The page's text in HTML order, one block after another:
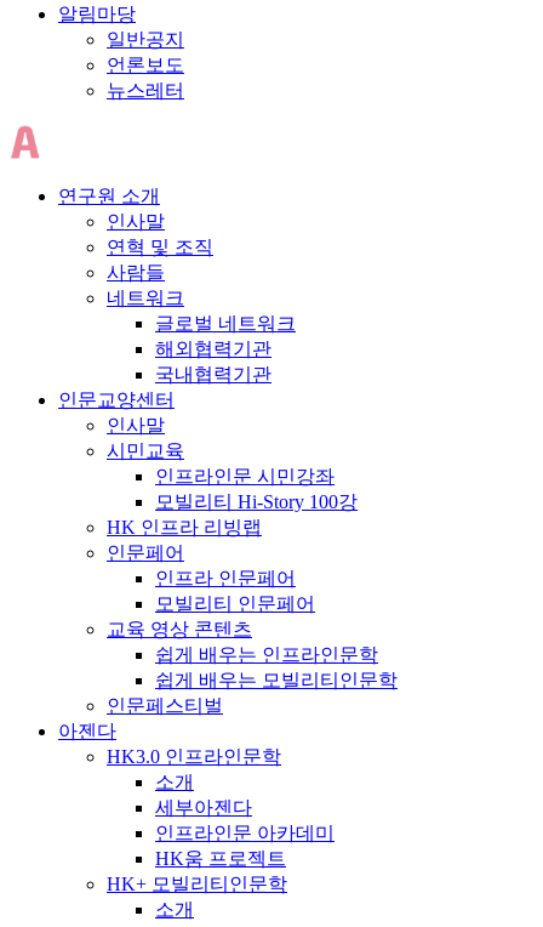
알림마당
일반공지
언론보도
뉴스레터
연구원 소개
인사말
연혁 및 조직
사람들
네트워크
글로벌 네트워크
해외협력기관
국내협력기관
인문교양센터
인사말
시민교육
인프라인문 시민강좌
모빌리티 Hi-Story 100강
HK 인프라 리빙랩
인문페어
인프라 인문페어
모빌리티 인문페어
교육 영상 콘텐츠
쉽게 배우는 인프라인문학
쉽게 배우는 모빌리티인문학
인문페스티벌
아젠다
HK3.0 인프라인문학
소개
세부아젠다
인프라인문 아카데미
HK움 프로젝트
HK+ 모빌리티인문학
소개